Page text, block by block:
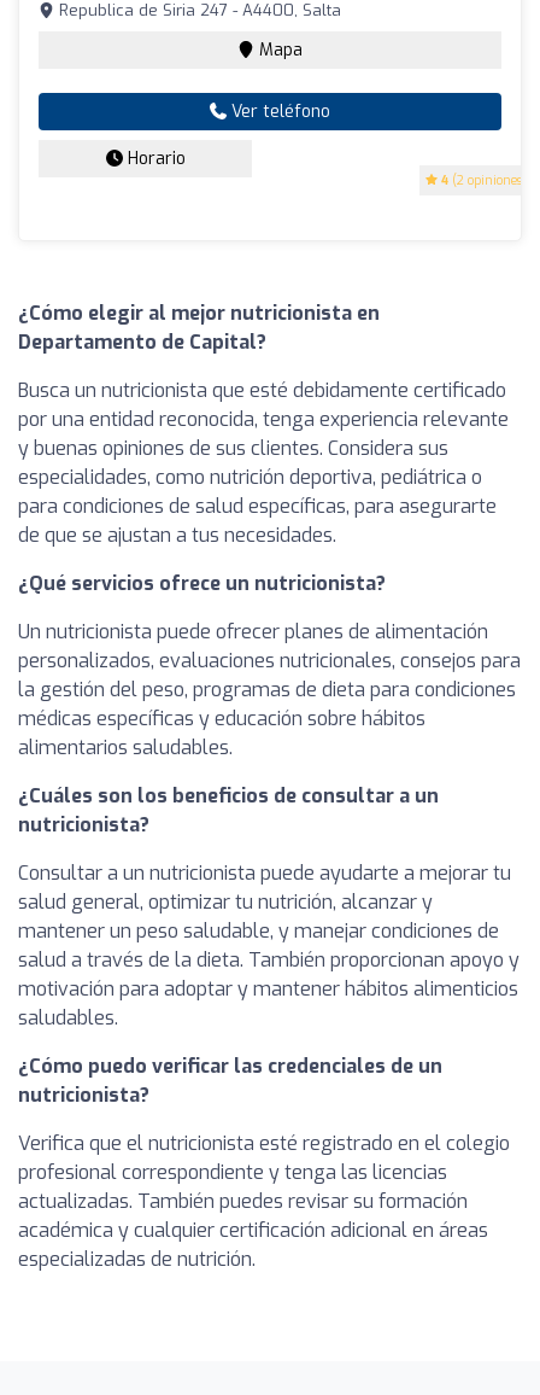
4 (2 opiniones)
Republica de Siria 247 - A4400, Salta
Mapa
Ver teléfono
Horario
¿Cómo elegir al mejor nutricionista en
Departamento de Capital?
Busca un nutricionista que esté debidamente certificado
por una entidad reconocida, tenga experiencia relevante
y buenas opiniones de sus clientes. Considera sus
especialidades, como nutrición deportiva, pediátrica o
para condiciones de salud específicas, para asegurarte
de que se ajustan a tus necesidades.
¿Qué servicios ofrece un nutricionista?
Un nutricionista puede ofrecer planes de alimentación
personalizados, evaluaciones nutricionales, consejos para
la gestión del peso, programas de dieta para condiciones
médicas específicas y educación sobre hábitos
alimentarios saludables.
¿Cuáles son los beneficios de consultar a un
nutricionista?
Consultar a un nutricionista puede ayudarte a mejorar tu
salud general, optimizar tu nutrición, alcanzar y
mantener un peso saludable, y manejar condiciones de
salud a través de la dieta. También proporcionan apoyo y
motivación para adoptar y mantener hábitos alimenticios
saludables.
¿Cómo puedo verificar las credenciales de un
nutricionista?
Verifica que el nutricionista esté registrado en el colegio
profesional correspondiente y tenga las licencias
actualizadas. También puedes revisar su formación
académica y cualquier certificación adicional en áreas
especializadas de nutrición.